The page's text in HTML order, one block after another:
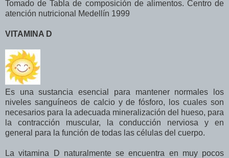
Tomado de Tabla de composición de alimentos. Centro de
atención nutricional Medellín 1999
VITAMINA D
Es una sustancia esencial para mantener normales los
niveles sanguíneos de calcio y de fósforo, los cuales son
necesarios para la adecuada mineralización del hueso, para
la contracción muscular, la conducción nerviosa y en
general para la función de todas las células del cuerpo.
La vitamina D naturalmente se encuentra en muy pocos